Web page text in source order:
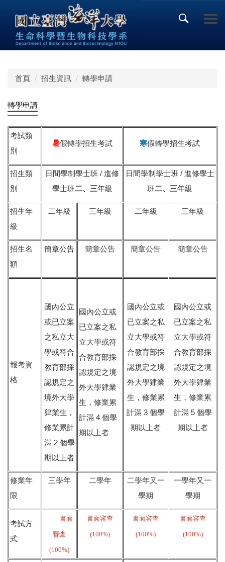
內
首頁 招生資訊 轉學申請
轉學申請
考試類
別
暑假轉學招生考試 寒假轉學招生考試
招生類
別
日間學制學士班 / 進修
學士班二、三年級
日間學制學士班 / 進修學士
班二、三年級
招生年
級
二年級 三年級 二年級 三年級
招生名
額
簡章公告 簡章公告 簡章公告 簡章公告
報考資
格
國內公立
或已立案
之私立大
學或符合
教育部採
認規定之
境外大學
肄業生，
修業累計
滿2 個學
期以上者
國內公立或
已立案之私
立大學或符
合教育部採
認規定之境
外大學肄業
生，修業累
計滿4 個學
期以上者
國內公立或
已立案之私
立大學或符
合教育部採
認規定之境
外大學肄業
生，修業累
計滿 3 個學
期以上者
國內公立或
已立案之私
立大學或符
合教育部採
認規定之境
外大學肄業
生，修業累
計滿5 個學
期以上者
修業年
限
三學年 二學年
二學年又一
學期
一學年又一
學期
考試方
式
書面
審查
(100%)
書面審查
(100%)
書面審查
(100%)
書面審查
(100%)